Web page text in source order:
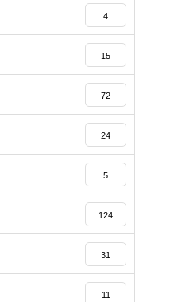
4
15
72
24
5
124
31
11